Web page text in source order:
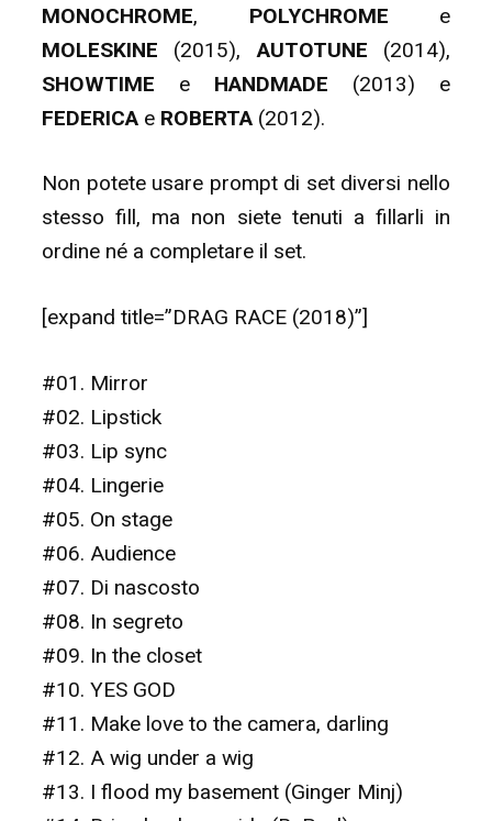
MONOCHROME, POLYCHROME e
MOLESKINE (2015), AUTOTUNE (2014),
SHOWTIME e HANDMADE (2013) e
FEDERICA e ROBERTA (2012).
Non potete usare prompt di set diversi nello
stesso fill, ma non siete tenuti a fillarli in
ordine né a completare il set.
[expand title=”DRAG RACE (2018)”]
#01. Mirror
#02. Lipstick
#03. Lip sync
#04. Lingerie
#05. On stage
#06. Audience
#07. Di nascosto
#08. In segreto
#09. In the closet
#10. YES GOD
#11. Make love to the camera, darling
#12. A wig under a wig
#13. I flood my basement (Ginger Minj)